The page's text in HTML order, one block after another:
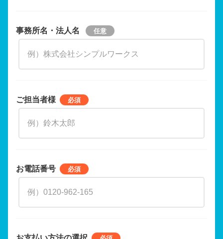
事務所名・法人名
ご担当者様
お電話番号